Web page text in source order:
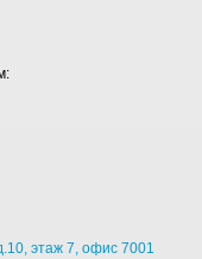
этаж 7, офис 7001